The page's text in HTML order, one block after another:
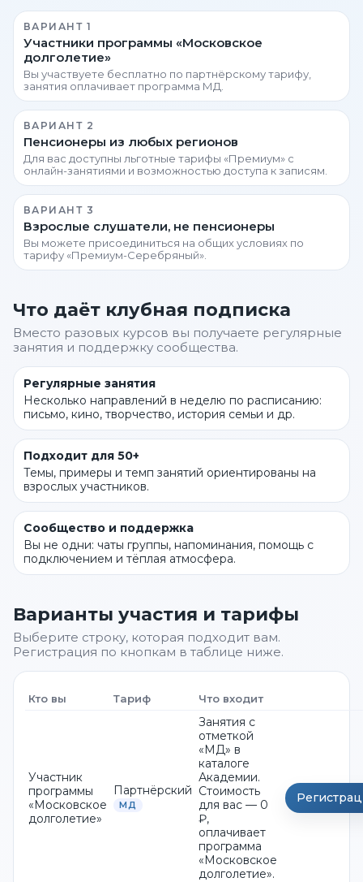
ВАРИАНТ 1
Участники программы «Московское
долголетие»
Вы участвуете бесплатно по партнёрскому тарифу,
занятия оплачивает программа МД.
ВАРИАНТ 2
Пенсионеры из любых регионов
Для вас доступны льготные тарифы «Премиум» с
онлайн-занятиями и возможностью доступа к записям.
ВАРИАНТ 3
Взрослые слушатели, не пенсионеры
Вы можете присоединиться на общих условиях по
тарифу «Премиум-Серебряный».
Что даёт клубная подписка
Вместо разовых курсов вы получаете регулярные
занятия и поддержку сообщества.
Регулярные занятия
Несколько направлений в неделю по расписанию:
письмо, кино, творчество, история семьи и др.
Подходит для 50+
Темы, примеры и темп занятий ориентированы на
взрослых участников.
Сообщество и поддержка
Вы не одни: чаты группы, напоминания, помощь с
подключением и тёплая атмосфера.
Варианты участия и тарифы
Выберите строку, которая подходит вам.
Регистрация по кнопкам в таблице ниже.
Кто вы Тариф Что входит
Участник
программы
«Московское
долголетие»
Партнёрский
МД
Занятия с
отметкой
«МД» в
каталоге
Академии.
Стоимость
для вас — 0
₽,
оплачивает
программа
«Московское
долголетие».